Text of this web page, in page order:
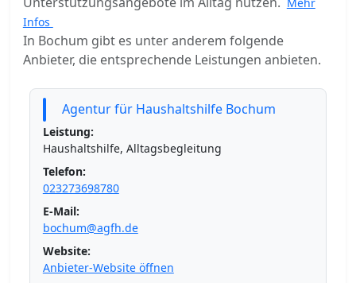
Infos
In Bochum gibt es unter anderem folgende
Anbieter, die entsprechende Leistungen anbieten.
Agentur für Haushaltshilfe Bochum
Leistung:
Haushaltshilfe, Alltagsbegleitung
Telefon:
023273698780
E-Mail:
bochum@agfh.de
Website:
Anbieter-Website öffnen